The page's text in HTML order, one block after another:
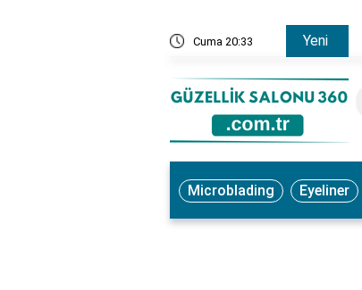
Cuma 20:33 Yeni
Ne İşe Yarar? Faydaları ve Kullanım Yöntemleri
Microblading Eyeliner